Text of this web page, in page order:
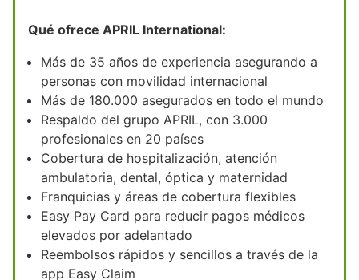
Qué ofrece APRIL International:
Más de 35 años de experiencia asegurando a
personas con movilidad internacional
Más de 180.000 asegurados en todo el mundo
Respaldo del grupo APRIL, con 3.000
profesionales en 20 países
Cobertura de hospitalización, atención
ambulatoria, dental, óptica y maternidad
Franquicias y áreas de cobertura flexibles
Easy Pay Card para reducir pagos médicos
elevados por adelantado
Reembolsos rápidos y sencillos a través de la
app Easy Claim